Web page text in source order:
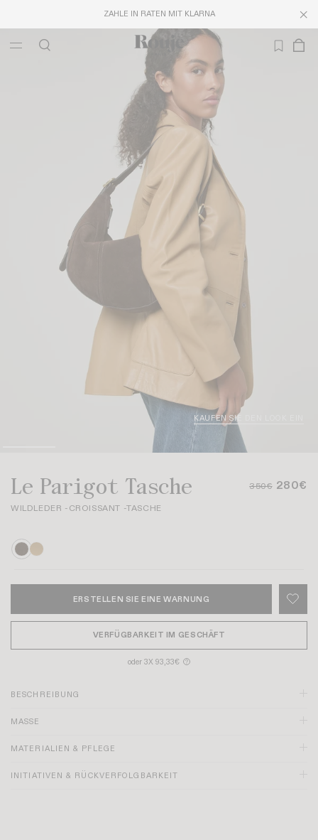
ZAHLE IN RATEN MIT KLARNA
KAUFEN SIE DEN LOOK EIN
Le Parigot Tasche 350€ 280€
WILDLEDER -CROISSANT -TASCHE
ERSTELLEN SIE EINE WARNUNG
VERFÜGBARKEIT IM GESCHÄFT
oder 3X 93,33€ ?
BESCHREIBUNG
MASSE
MATERIALIEN & PFLEGE
INITIATIVEN & RÜCKVERFOLGBARKEIT